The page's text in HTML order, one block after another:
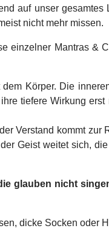
auf unser
nicht mehr missen.
einzelner Mantras &
Körper. Die
tiefere Wirkung
Verstand kommt
Geist weitet sich,
glauben nicht
dicke Socken oder